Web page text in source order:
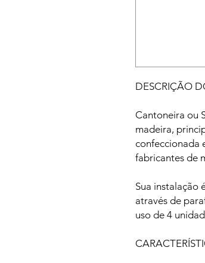
DESCRIÇÃO
Cantoneira ou
madeira,
confeccionada
fabricantes de
Sua instalação
através de
uso de 4